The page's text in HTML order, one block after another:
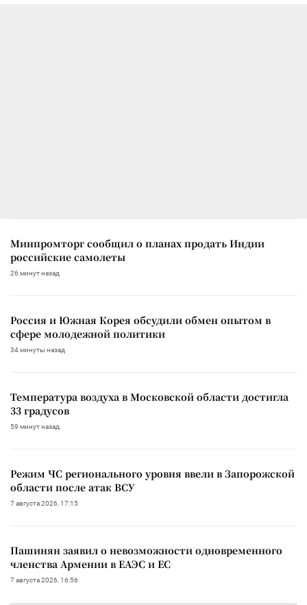
Минпромторг сообщил о планах продать Индии
российские самолеты
26 минут назад
Россия и Южная Корея обсудили обмен опытом в
сфере молодежной политики
34 минуты назад
Температура воздуха в Московской области достигла
33 градусов
59 минут назад
Режим ЧС регионального уровня ввели в Запорожской
области после атак ВСУ
7 августа 2026, 17:15
Пашинян заявил о невозможности одновременного
членства Армении в ЕАЭС и ЕС
7 августа 2026, 16:56